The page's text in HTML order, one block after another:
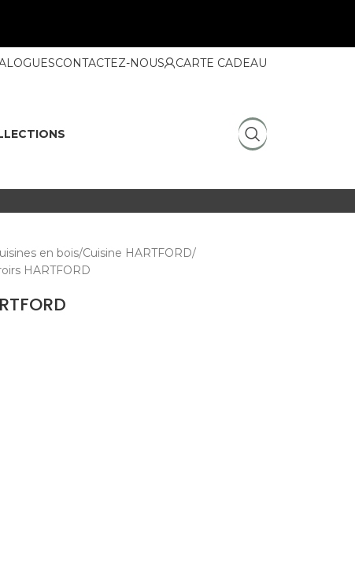
CONTACTEZ-NOUS CARTE CADEAU
en bois Cuisine HARTFORD
HARTFORD